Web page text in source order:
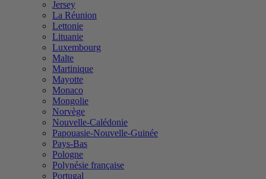
Jersey
La Réunion
Lettonie
Lituanie
Luxembourg
Malte
Martinique
Mayotte
Monaco
Mongolie
Norvège
Nouvelle-Calédonie
Papouasie-Nouvelle-Guinée
Pays-Bas
Pologne
Polynésie française
Portugal